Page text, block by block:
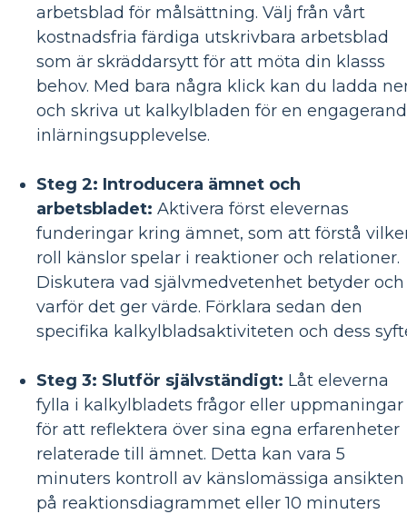
arbetsblad för målsättning. Välj från vårt
kostnadsfria färdiga utskrivbara arbetsblad
som är skräddarsytt för att möta din klasss
behov. Med bara några klick kan du ladda
och skriva ut kalkylbladen för en
inlärningsupplevelse.
Steg 2: Introducera ämnet och
arbetsbladet: Aktivera först elevernas
funderingar kring ämnet, som att förstå
roll känslor spelar i reaktioner och relationer.
Diskutera vad självmedvetenhet betyder och
varför det ger värde. Förklara sedan den
specifika kalkylbladsaktiviteten och dess
Steg 3: Slutför självständigt: Låt eleverna
fylla i kalkylbladets frågor eller uppmaningar
för att reflektera över sina egna erfarenheter
relaterade till ämnet. Detta kan vara 5
minuters kontroll av känslomässiga ansikten
på reaktionsdiagrammet eller 10 minuters